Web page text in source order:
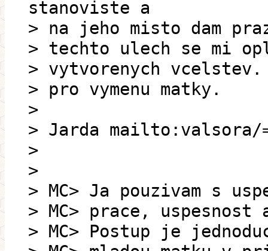
stanoviste a
> na jeho misto dam
> techto ulech se mi
> vytvorenych vcelstev.
> pro vymenu matky.
>
> Jarda mailto:valsora/
>
>
> MC> Ja pouzivam s
> MC> prace,
> MC> Postup je